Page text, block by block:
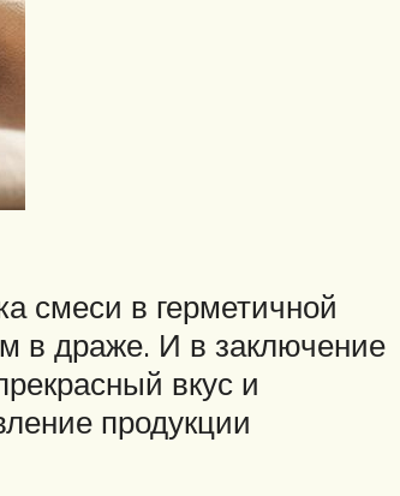
смеси в герметичной
в драже. И в заключение
вкус и
продукции